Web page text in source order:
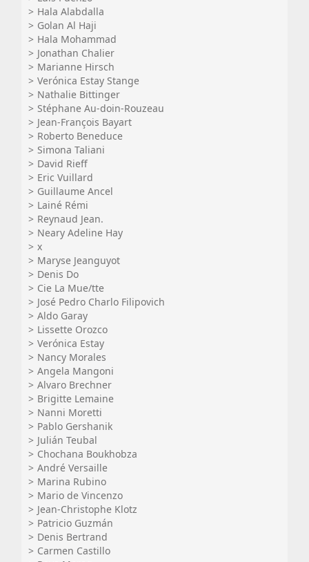
Hala Alabdalla
Golan Al Haji
Hala Mohammad
Jonathan Chalier
Marianne Hirsch
Verónica Estay Stange
Nathalie Bittinger
Stéphane Au-doin-Rouzeau
Jean-François Bayart
Roberto Beneduce
Simona Taliani
David Rieff
Eric Vuillard
Guillaume Ancel
Lainé Rémi
Reynaud Jean.
Neary Adeline Hay
x
Maryse Jeanguyot
Denis Do
Cie La Mue/tte
José Pedro Charlo Filipovich
Aldo Garay
Lissette Orozco
Verónica Estay
Nancy Morales
Angela Mangoni
Alvaro Brechner
Brigitte Lemaine
Nanni Moretti
Pablo Gershanik
Julián Teubal
Chochana Boukhobza
André Versaille
Marina Rubino
Mario de Vincenzo
Jean-Christophe Klotz
Patricio Guzmán
Denis Bertrand
Carmen Castillo